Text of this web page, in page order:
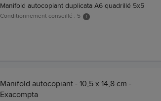
Manifold autocopiant duplicata A6 quadrillé 5x5
Conditionnement conseillé : 5
Manifold autocopiant - 10,5 x 14,8 cm -
Exacompta